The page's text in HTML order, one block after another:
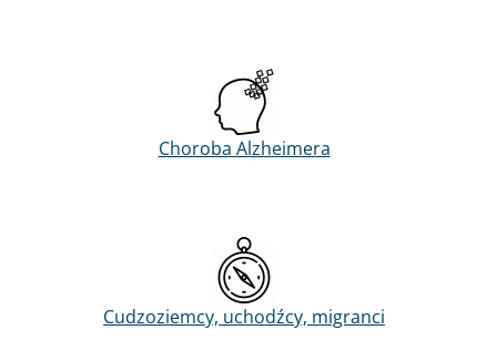
Choroba Alzheimera
Cudzoziemcy, uchodźcy, migranci